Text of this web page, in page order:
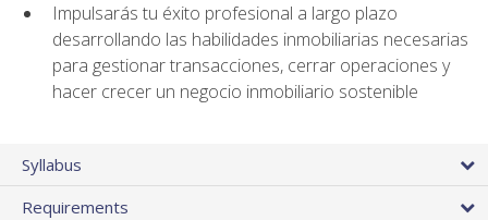
Impulsarás tu éxito profesional a largo plazo
desarrollando las habilidades inmobiliarias necesarias
para gestionar transacciones, cerrar operaciones y
hacer crecer un negocio inmobiliario sostenible
Syllabus
Requirements